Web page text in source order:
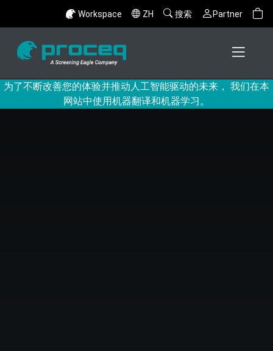
Workspace ZH 搜索 Partner
为了不断改善您的体验并推动人工智能驱动的未来， 我们在本
网站中使用机器翻译和机器学习。